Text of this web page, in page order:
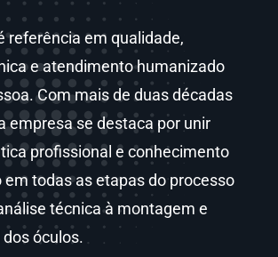
referência em qualidade,
e atendimento humanizado
Com mais de duas décadas
empresa se destaca por unir
profissional e conhecimento
em todas as etapas do processo
técnica à montagem e
óculos.